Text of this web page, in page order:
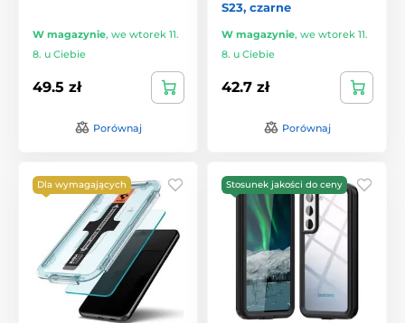
W magazynie, we wtorek 11.
8. u Ciebie
49.5 zł
Porównaj
S23, czarne
W magazynie, we wtorek 11.
8. u Ciebie
42.7 zł
Porównaj
Dla wymagających Stosunek jakości do ceny